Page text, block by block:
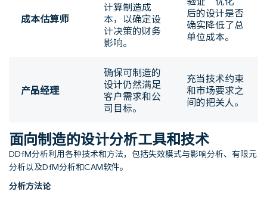
成本估算师
计算制造成
本，以确定设
计决策的财务
影响。
后的设计是否
确实降低了总
单位成本。
产品经理
确保可制造的
设计仍然满足
客户需求和公
司目标。
充当技术约束
和市场要求之
间的把关人。
面向制造的设计分析工具和技术
DDfM分析利用各种技术和方法，包括失效模式与影响分析、有限元
分析以及DfM分析和CAM软件。
分析方法论